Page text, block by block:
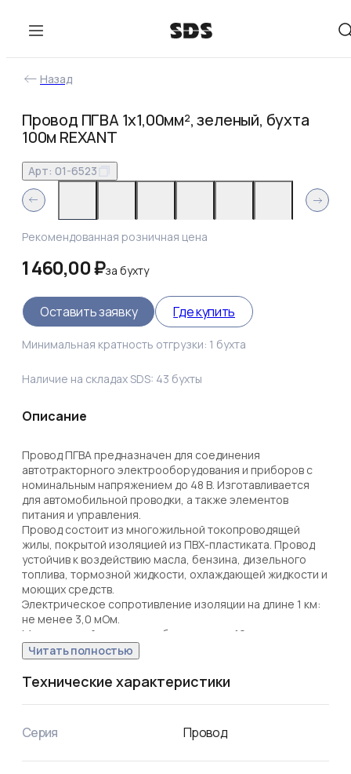
Назад
Провод ПГВА 1х1,00мм², зеленый, бухта
100м REXANT
Арт: 01-6523
Рекомендованная розничная цена
1 460,00 ₽за бухту
Оставить заявку Где купить
Минимальная кратность отгрузки: 1 бухта
Наличие на складах SDS: 43 бухты
Описание
Провод ПГВА предназначен для соединения
автотракторного электрооборудования и приборов с
номинальным напряжением до 48 В. Изготавливается
для автомобильной проводки, а также элементов
питания и управления.
Провод состоит из многожильной токопроводящей
жилы, покрытой изоляцией из ПВХ-пластиката. Провод
устойчив к воздействию масла, бензина, дизельного
топлива, тормозной жидкости, охлаждающей жидкости и
моющих средств.
Электрическое сопротивление изоляции на длине 1 км:
не менее 3,0 мОм.
Минимальный радиус изгиба: не менее 10-кратного
значения минимального размера провода. Класс
гибкости: 3. Срок службы: 15 лет.
Читать полностью
Технические характеристики
Серия Провод